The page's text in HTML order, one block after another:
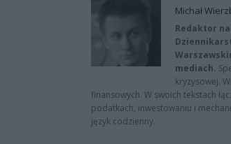
Michał
Redaktor
mediach.
kryzysowej.
finansowych. W swoich tekstach
podatkach, inwestowaniu i
język codzienny.